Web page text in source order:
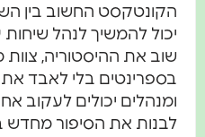
הקונטקסט החשוב בין
יכול להמשיך לנהל
שוב את ההיסטוריה,
בספרינטים בלי לאבד
ומנהלים יכולים לעקוב
לבנות את הסיפור מחדש